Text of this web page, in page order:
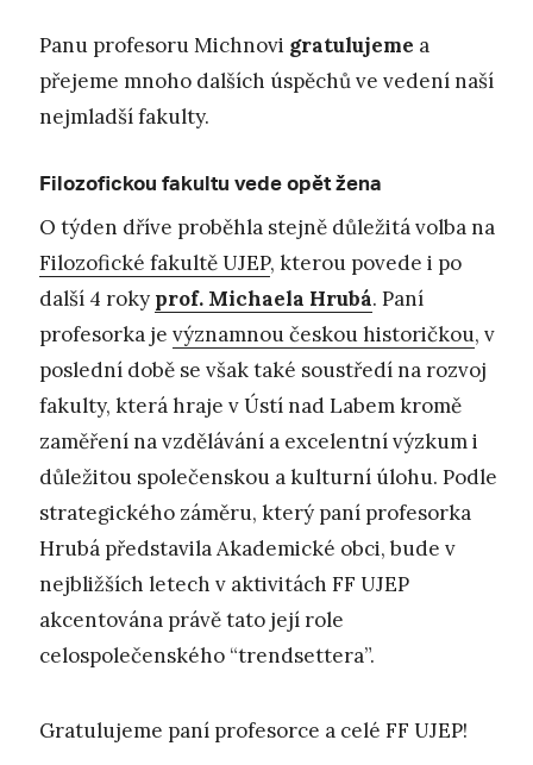
Panu profesoru Michnovi gratulujeme a
přejeme mnoho dalších úspěchů ve vedení naší
nejmladší fakulty.
Filozofickou fakultu vede opět žena
O týden dříve proběhla stejně důležitá volba na
Filozofické fakultě UJEP, kterou povede i po
další 4 roky prof. Michaela Hrubá. Paní
profesorka je významnou českou historičkou, v
poslední době se však také soustředí na rozvoj
fakulty, která hraje v Ústí nad Labem kromě
zaměření na vzdělávání a excelentní výzkum i
důležitou společenskou a kulturní úlohu. Podle
strategického záměru, který paní profesorka
Hrubá představila Akademické obci, bude v
nejbližších letech v aktivitách FF UJEP
akcentována právě tato její role
celospolečenského “trendsettera”.
Gratulujeme paní profesorce a celé FF UJEP!